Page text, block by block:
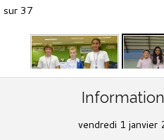
sur 37
vendredi 1 janvier